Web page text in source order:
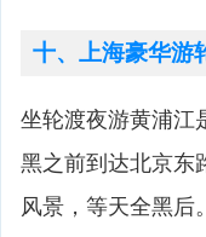
十、上海豪华游
坐轮渡夜游黄浦江
黑之前到达北京东
风景，等天全黑后